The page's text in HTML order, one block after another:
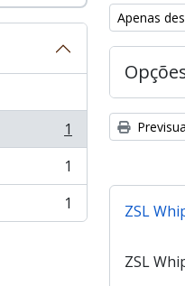
1
1
1
Remove
Apenas
ZSL
ZSL